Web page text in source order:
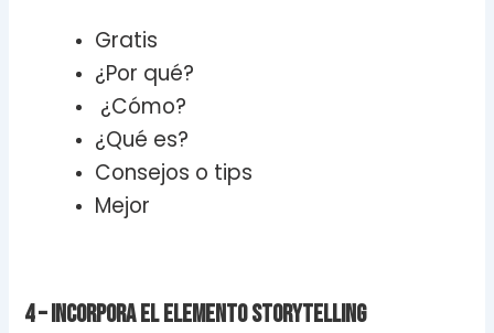
Gratis
¿Por qué?
¿Cómo?
¿Qué es?
Consejos o tips
Mejor
4 – Incorpora el elemento storytelling